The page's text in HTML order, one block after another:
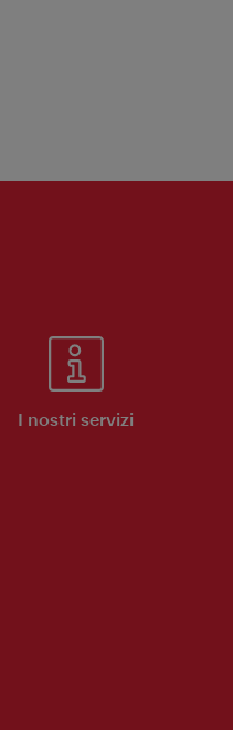
I nostri servizi